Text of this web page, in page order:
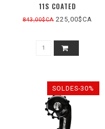
11S COATED
843,00$CA 225,00$CA
SOLDES-30%